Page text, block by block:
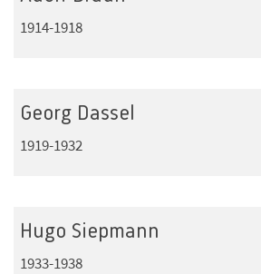
1914-1918
Georg Dassel
1919-1932
Hugo Siepmann
1933-1938